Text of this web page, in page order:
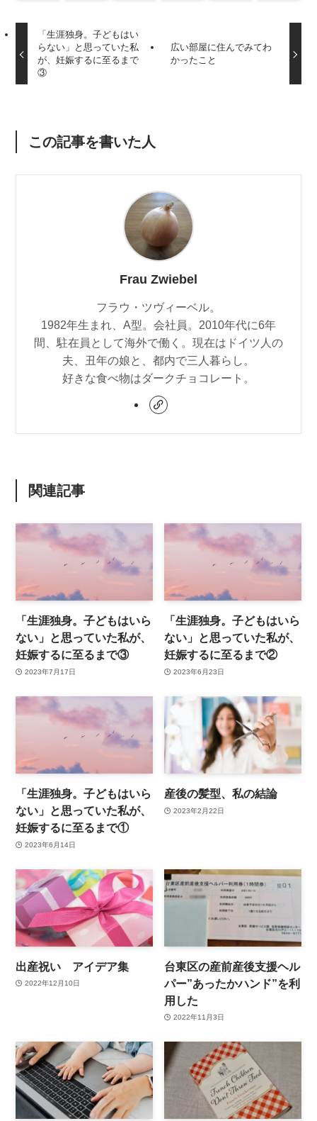
「生涯独身。子どもはい
らない」と思っていた私
が、妊娠するに至るまで
③
広い部屋に住んでみてわ
かったこと
この記事を書いた人
Frau Zwiebel
フラウ・ツヴィーベル。
1982年生まれ、A型。会社員。2010年代に6年
間、駐在員として海外で働く。現在はドイツ人の
夫、丑年の娘と、都内で三人暮らし。
好きな食べ物はダークチョコレート。
関連記事
「生涯独身。子どもはいら
ない」と思っていた私が、
妊娠するに至るまで③
2023年7月17日
「生涯独身。子どもはいら
ない」と思っていた私が、
妊娠するに至るまで②
2023年6月23日
「生涯独身。子どもはいら
ない」と思っていた私が、
妊娠するに至るまで①
2023年6月14日
産後の髪型、私の結論
2023年2月22日
出産祝い アイデア集
2022年12月10日
台東区の産前産後支援ヘル
パー”あったかハンド”を利
用した
2022年11月3日